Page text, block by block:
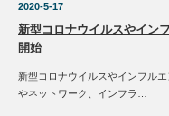
2020-5-17
新型コロナウイルスやイン
開始
新型コロナウイルスやインフル
やネットワーク、インフラ…